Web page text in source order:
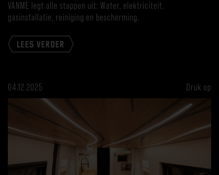
VANME legt alle stappen uit: Water, elektriciteit,
gasinstallatie, reiniging en bescherming.
LEES VERDER
04.12.2025 Druk op